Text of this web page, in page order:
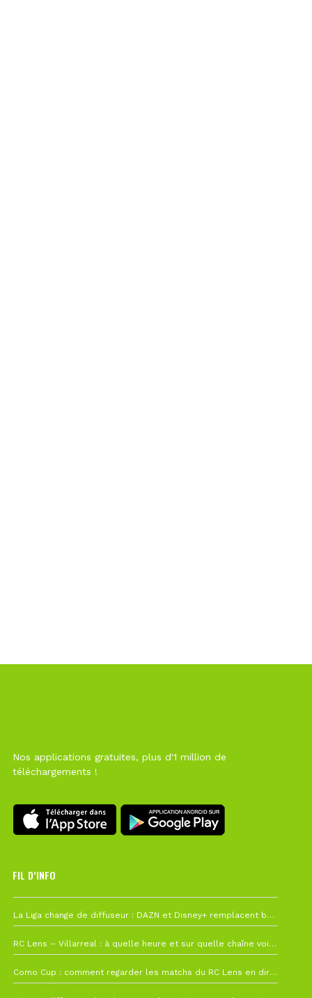
Nos applications gratuites, plus d'1 million de
téléchargements !
FIL D’INFO
La Liga change de diffuseur : DAZN et Disney+ remplacent beIN Sports !
RC Lens – Villarreal : à quelle heure et sur quelle chaîne voir la finale de la Como Cup ?
Como Cup : comment regarder les matchs du RC Lens en direct ?